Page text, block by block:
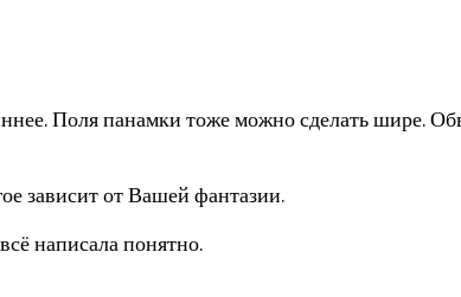
Поля панамки тоже можно сделать шире.
зависит от Вашей фантазии.
написала понятно.